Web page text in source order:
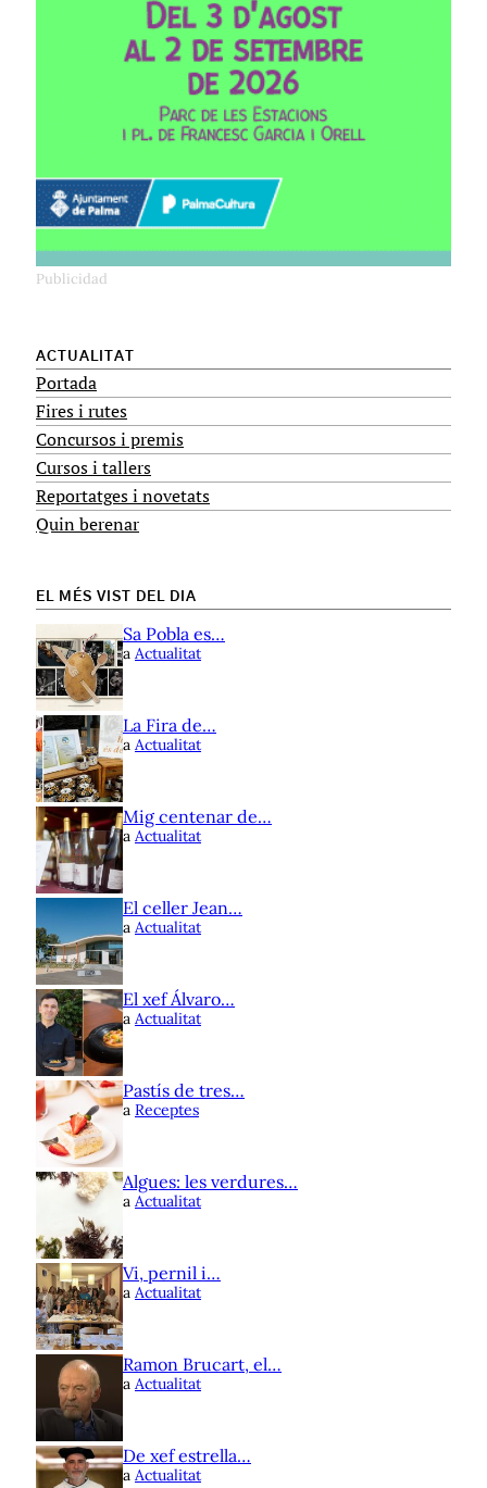
ACTUALITAT
Portada
Fires i rutes
Concursos i premis
Cursos i tallers
Reportatges i novetats
Quin berenar
EL MÉS VIST DEL DIA
Sa Pobla es…
a Actualitat
La Fira de…
a Actualitat
Mig centenar de…
a Actualitat
El celler Jean…
a Actualitat
El xef Álvaro…
a Actualitat
Pastís de tres…
a Receptes
Algues: les verdures…
a Actualitat
Vi, pernil i…
a Actualitat
Ramon Brucart, el…
a Actualitat
De xef estrella…
a Actualitat